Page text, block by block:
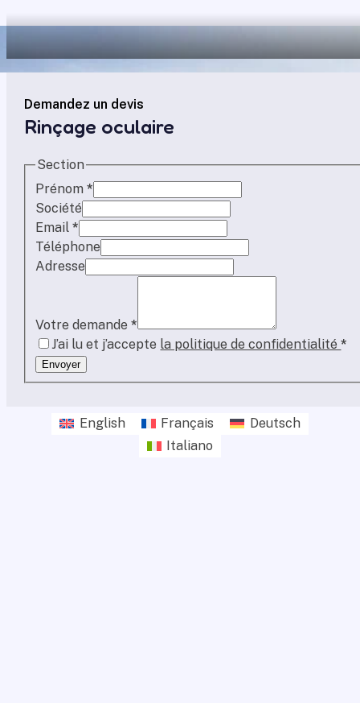
Demandez un devis
Rinçage oculaire
Section
Prénom *
Société
Email *
Téléphone
Adresse
Votre demande *
J’ai lu et j’accepte la politique de confidentialité*
Envoyer
English Français
Deutsch
Italiano